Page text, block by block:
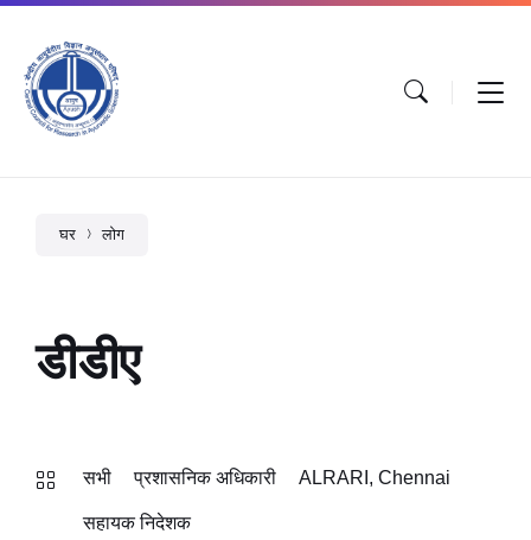
घर लोग
डीडीए
सभी प्रशासनिक अधिकारी ALRARI, Chennai
सहायक निदेशक